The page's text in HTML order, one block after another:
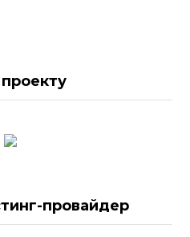
провайдер